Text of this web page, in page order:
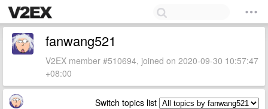
fanwang521
V2EX member #510694, joined on 2020-09-30 10:57:47
+08:00
Switch topics list